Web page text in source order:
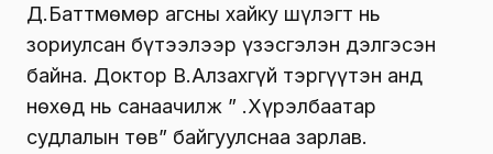
Д.Баттмөмөр агсны хайку шүлэгт нь
зориулсан бүтээлээр үзэсгэлэн дэлгэсэн
байна. Доктор В.Алзахгүй тэргүүтэн анд
нөхөд нь санаачилж ” Ү.Хүрэлбаатар
судлалын төв” байгуулснаа зарлав.